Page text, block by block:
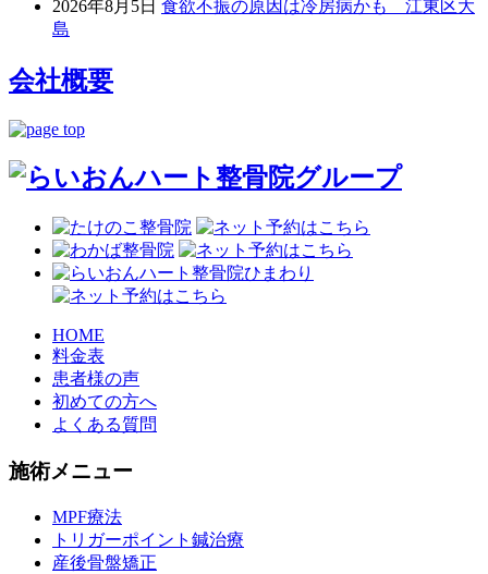
2026年8月5日 食欲不振の原因は冷房病かも 江東区大
島
会社概要
HOME
料金表
患者様の声
初めての方へ
よくある質問
施術メニュー
MPF療法
トリガーポイント鍼治療
産後骨盤矯正